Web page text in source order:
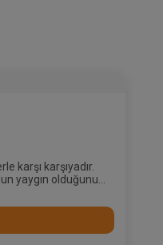
karşı karşıyadır.
yaygın olduğunu